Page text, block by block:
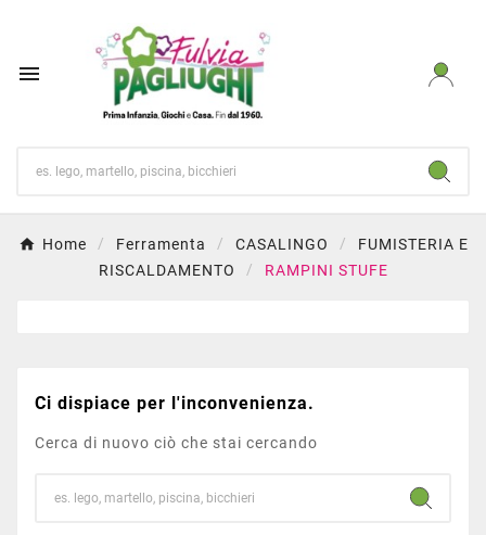

Home Ferramenta CASALINGO
FUMISTERIA E
RISCALDAMENTO
RAMPINI STUFE
Ci dispiace per l'inconvenienza.
Cerca di nuovo ciò che stai cercando